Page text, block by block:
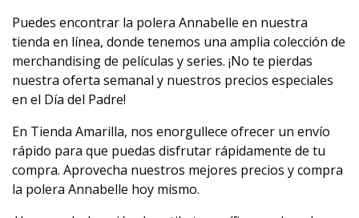
Puedes encontrar la polera Annabelle en nuestra
tienda en línea, donde tenemos una amplia colección de
merchandising de películas y series. ¡No te pierdas
nuestra oferta semanal y nuestros precios especiales
en el Día del Padre!
En Tienda Amarilla, nos enorgullece ofrecer un envío
rápido para que puedas disfrutar rápidamente de tu
compra. Aprovecha nuestros mejores precios y compra
la polera Annabelle hoy mismo.